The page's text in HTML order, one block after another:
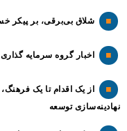
شلاق‌ بی‌برقی، بر پیکر
اخبار گروه سرمایه گذاری تصویب سود ۶۵
از یک اقدام تا یک
نهادینه‌سازی توسعه